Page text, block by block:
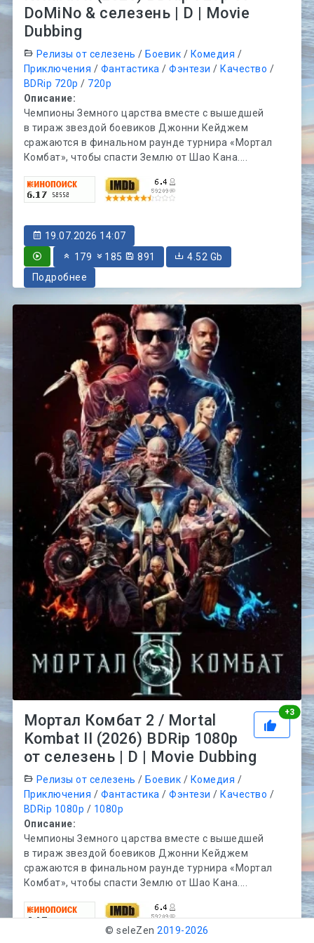
DoMiNo & селезень | D | Movie
Dubbing
Релизы от селезень / Боевик / Комедия /
Приключения / Фантастика /Фэнтези / Качество /
BDRip 720p / 720p
Описание:
Чемпионы Земного царства вместе с вышедшей
в тираж звездой боевиков Джонни Кейджем
сражаются в финальном раунде турнира «Мортал
Комбат», чтобы спасти Землю от Шао Кана....
19.07.2026 14:07
179
185 891
4.52 Gb
Подробнее
+3
Мортал Комбат 2 / Mortal
Kombat II (2026) BDRip 1080p
от селезень | D | Movie Dubbing
Релизы от селезень / Боевик / Комедия /
Приключения / Фантастика /Фэнтези / Качество /
BDRip 1080p / 1080p
Описание:
Чемпионы Земного царства вместе с вышедшей
в тираж звездой боевиков Джонни Кейджем
сражаются в финальном раунде турнира «Мортал
Комбат», чтобы спасти Землю от Шао Кана....
© seleZen2019-2026